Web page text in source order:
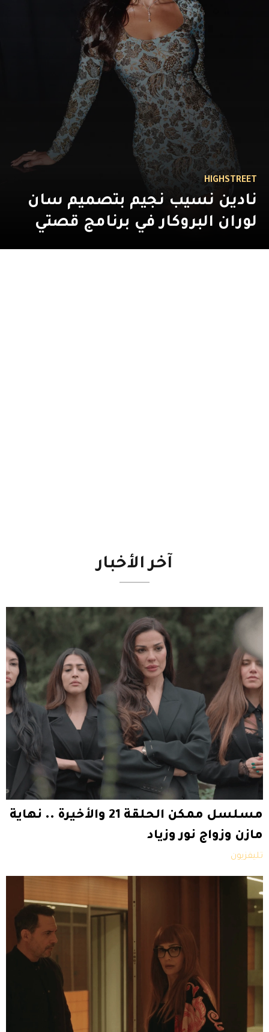
HIGHSTREET
نادين نسيب نجيم بتصميم سان
لوران البروكار في برنامج قصتي
آخر الأخبار
مسلسل ممكن الحلقة 21 والأخيرة .. نهاية
مازن وزواج نور وزياد
تليفزيون